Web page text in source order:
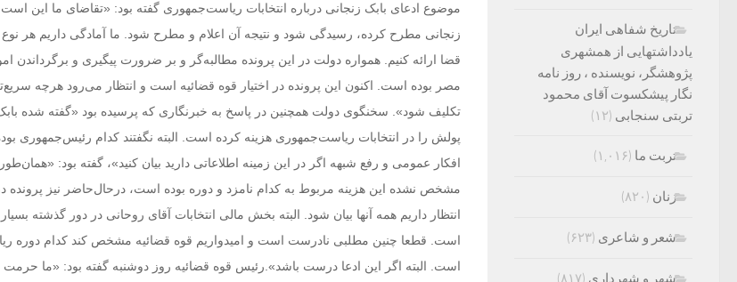
موضوع ادعای بابک زنجانی درباره انتخابات ریاست‌جمهوری گفته بود: «تقاضای ما این
زنجانی مطرح کرده، رسیدگی شود و نتیجه آن اعلام و مطرح شود. ما آمادگی داریم هر نوع
قضا ارائه کنیم. همواره دولت در این پرونده مطالبه‌گر و بر ضرورت پیگیری و برگرداندن
مصر بوده است. اکنون این پرونده در اختیار قوه قضائیه است و انتظار می‌رود هرچه
تکلیف شود». سخنگوی دولت همچنین در پاسخ به خبرنگاری که پرسیده بود «گفته شده بابک
پولش را در انتخابات ریاست‌جمهوری هزینه کرده است. البته نگفتند کدام رئیس‌جمهوری
افکار عمومی و رفع شبهه اگر در این زمینه اطلاعاتی دارید بیان کنید»، گفته بود:
مشخص نشده این هزینه مربوط به کدام نامزد و دوره بوده است، درحال‌حاضر نیز پرونده
انتظار داریم همه آنها بیان شود. البته بخش مالی انتخابات آقای روحانی در دور گذشته
است. قطعا چنین مطلبی نادرست است و امیدواریم قوه قضائیه مشخص کند کدام دوره
است. البته اگر این ادعا درست باشد».رئیس قوه قضائیه روز دوشنبه گفته بود: «ما حرمت
تاریخ شفاهی ایران
یادداشتهایی از همشهری
پژوهشگر، نویسنده ، روز نامه
نگار پیشکسوت آقای محمود
تربتی سنجابی (۱۲)
تربت ما (۱,۰۱۶)
زنان (۸۲۰)
شعر و شاعری (۶۲۳)
شهر و شهرداری (۸۱۷)